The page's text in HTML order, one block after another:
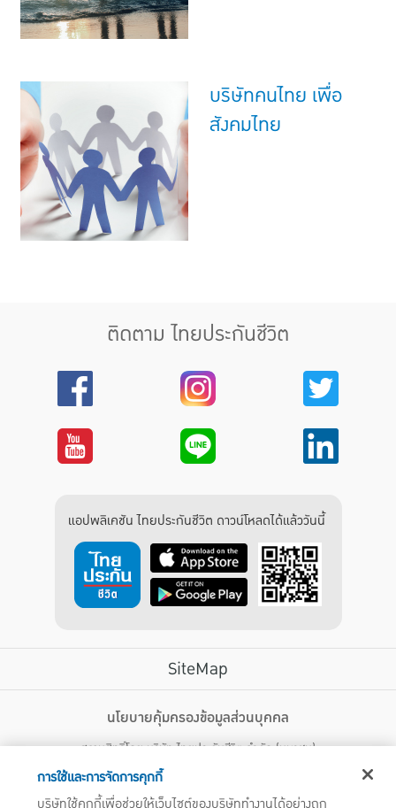
บริษัทคนไทย เพื่อ
สังคมไทย
ติดตาม ไทยประกันชีวิต
แอปพลิเคชัน ไทยประกันชีวิต ดาวน์โหลดได้แล้ววันนี้
SiteMap
ไทยประกันชีวิต HEALTH CARE SOLUTIONS
สิทธิพิเศษ
แอปพลิเคชัน ไทยประกันชีวิต
นโยบายคุ้มครองข้อมูลส่วนบุคคล
สงวนสิทธิ์โดย บริษัท ไทยประกันชีวิต จำกัด (มหาชน)
123 ถนน รัชดาภิเษก แขวงดินแดง เขตดินแดง กรุงเทพฯ 10400 โทรศัพท์ 02-
การใช้และการจัดการคุกกี้
บริษัทใช้คุกกี้เพื่อช่วยให้เว็บไซต์ของบริษัททำงานได้อย่างถูก